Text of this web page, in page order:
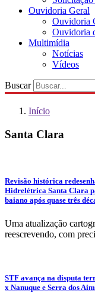
Ouvidoria Geral
Ouvidoria
Ouvidoria
Multimídia
Notícias
Vídeos
Buscar
Início
Santa Clara
Revisão histórica
Hidrelétrica Santa Clara
baiano após quase três
Uma atualização
reescrevendo, com
STF avança na disputa
x Nanuque e Serra dos